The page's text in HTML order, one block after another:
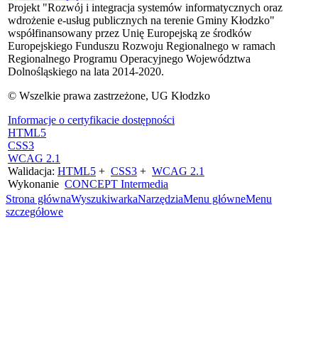
Projekt "Rozwój i integracja systemów informatycznych oraz
wdrożenie e-usług publicznych na terenie Gminy Kłodzko"
współfinansowany przez Unię Europejską ze środków
Europejskiego Funduszu Rozwoju Regionalnego w ramach
Regionalnego Programu Operacyjnego Województwa
Dolnośląskiego na lata 2014-2020.
© Wszelkie prawa zastrzeżone, UG Kłodzko
Informacje o certyfikacie dostępności
HTML5
CSS3
WCAG 2.1
Walidacja: HTML5 + CSS3 + WCAG 2.1
Wykonanie CONCEPT Intermedia
Strona głównaWyszukiwarkaNarzędziaMenu główneMenu
szczegółowe